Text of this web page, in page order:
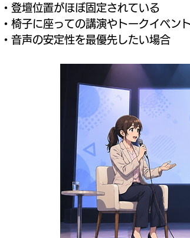
・登壇位置がほぼ固定されている
・椅子に座っての講演やトークイベン
・音声の安定性を最優先したい場合